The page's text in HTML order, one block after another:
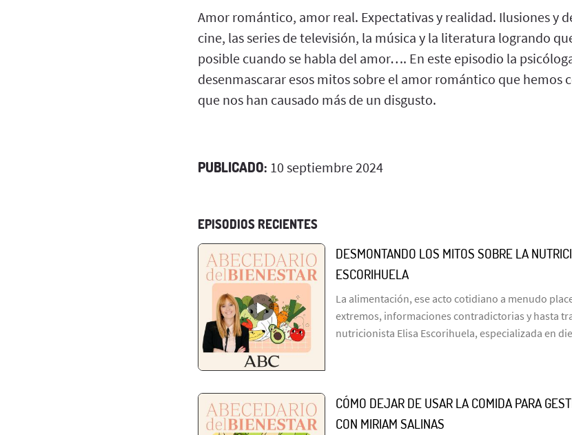
Amor romántico, amor real. Expectativas y realidad. Ilusiones y
cine, las series de televisión, la música y la literatura logrando
posible cuando se habla del amor…. En este episodio la
desenmascarar esos mitos sobre el amor romántico que hemos
que nos han causado más de un disgusto.
PUBLICADO: 10 septiembre 2024
EPISODIOS RECIENTES
DESMONTANDO LOS MITOS SOBRE LA
ESCORIHUELA
La alimentación, ese acto cotidiano a menudo
extremos, informaciones contradictorias y hasta
nutricionista Elisa Escorihuela, especializada en
CÓMO DEJAR DE USAR LA COMIDA PARA
CON MIRIAM SALINAS